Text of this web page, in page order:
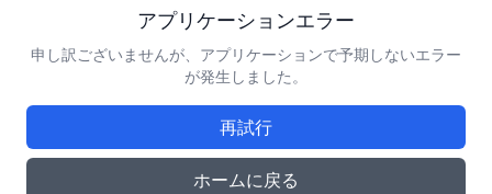
アプリケーションエラー
申し訳ございませんが、アプリケーションで予期しないエラー
が発生しました。
再試行
ホームに戻る